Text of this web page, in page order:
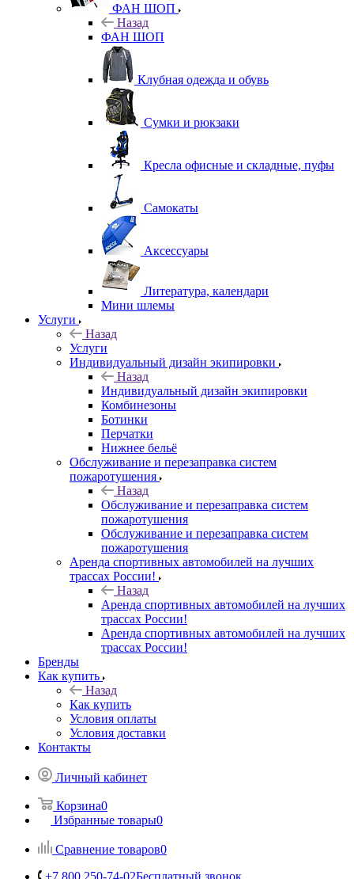
ФАН ШОП
Назад
ФАН ШОП
Клубная одежда и обувь
Сумки и рюкзаки
Кресла офисные и складные, пуфы
Самокаты
Аксессуары
Литература, календари
Мини шлемы
Услуги
Назад
Услуги
Индивидуальный дизайн экипировки
Назад
Индивидуальный дизайн экипировки
Комбинезоны
Ботинки
Перчатки
Нижнее бельё
Обслуживание и перезаправка систем
пожаротушения
Назад
Обслуживание и перезаправка систем
пожаротушения
Обслуживание и перезаправка систем
пожаротушения
Аренда спортивных автомобилей на лучших
трассах России!
Назад
Аренда спортивных автомобилей на лучших
трассах России!
Аренда спортивных автомобилей на лучших
трассах России!
Бренды
Как купить
Назад
Как купить
Условия оплаты
Условия доставки
Контакты
Личный кабинет
Корзина0
Избранные товары0
Сравнение товаров0
+7 800 250-74-02Бесплатный звонок